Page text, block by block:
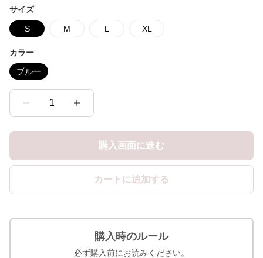
サイズ
S M L XL
カラー
ブルー
1
購入画面に進む
カートに追加する
購入時のルール
必ず購入前にお読みください。